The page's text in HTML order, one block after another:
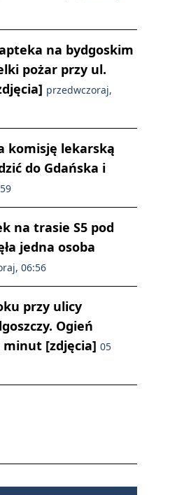
na bydgoskim
pożar przy ul.
przedwczoraj,
komisję lekarską
do Gdańska i
na trasie S5 pod
jedna osoba
06:56
przy ulicy
Ogień
minut [zdjęcia] 05